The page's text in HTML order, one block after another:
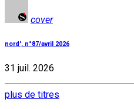
cover
nord', n°87/avril 2026
31 juil. 2026
plus de titres